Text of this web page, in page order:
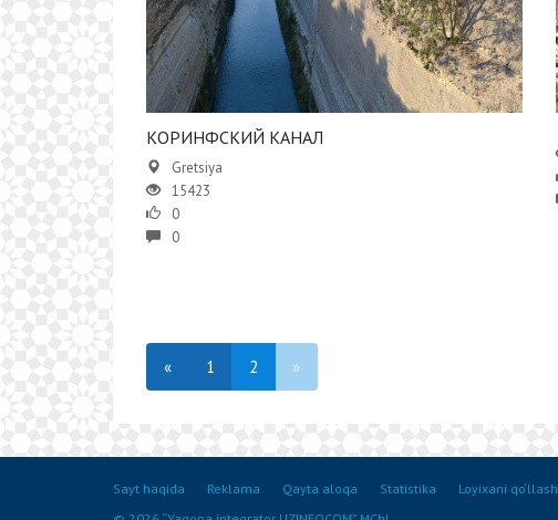
​КОРИНФСКИЙ КАНАЛ
Gretsiya
15423
0
0
« 1 2 »
Sayt haqida Reklama Qayta aloqa Statistika
Loyixani qo‘llash